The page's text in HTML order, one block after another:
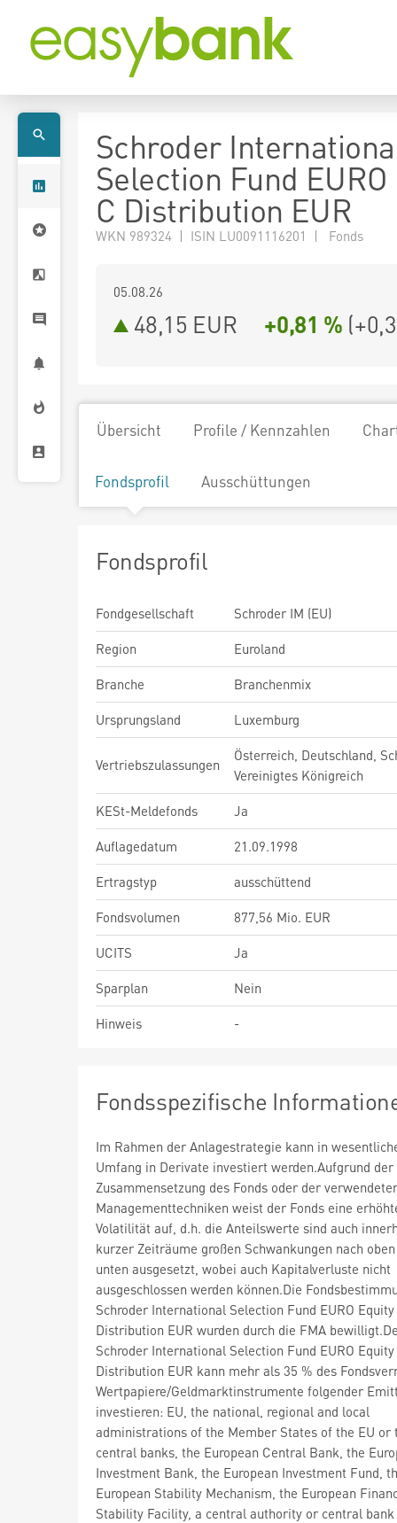
Schroder
Selection Fund
C Distribution EUR
WKN 989324 | ISIN LU0091116201 | Fonds
05.08.26
48,15 EUR +0,81 % (
Übersicht Profile / Kennzahlen
Fondsprofil Ausschüttungen
Fondsprofil
Fondgesellschaft
Schroder IM (EU)
Region
Euroland
Branche
Branchenmix
Ursprungsland
Luxemburg
Vertriebszulassungen
Österreich, Deutschland,
Vereinigtes Königreich
KESt-Meldefonds
Ja
Auflagedatum
21.09.1998
Ertragstyp
ausschüttend
Fondsvolumen
877,56 Mio. EUR
UCITS
Ja
Sparplan
Nein
Hinweis
-
Fondsspezifische
Im Rahmen der Anlagestrategie kann in
Umfang in Derivate investiert werden.Aufgrund der
Zusammensetzung des Fonds oder der
Managementtechniken weist der Fonds eine
Volatilität auf, d.h. die Anteilswerte sind auch
kurzer Zeiträume großen Schwankungen nach
unten ausgesetzt, wobei auch Kapitalverluste nicht
ausgeschlossen werden können.Die
Schroder International Selection Fund EURO Equity
Distribution EUR wurden durch die FMA
Schroder International Selection Fund EURO Equity
Distribution EUR kann mehr als 35 % des
Wertpapiere/Geldmarktinstrumente folgender
investieren: EU, the national, regional and local
administrations of the Member States of the EU or
central banks, the European Central Bank, the
Investment Bank, the European Investment Fund,
European Stability Mechanism, the European
Stability Facility, a central authority or central